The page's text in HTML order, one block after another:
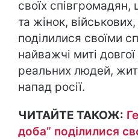
своїх співгромадян,
та жінок,
поділилися своїми
найважчі миті
реальних людей,
напад росії.
ЧИТАЙТЕ ТАКОЖ:
доба” поділилися